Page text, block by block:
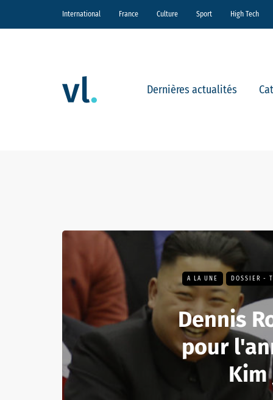
International France Culture Sport High Tech
Dernières actualités
A LA UNE DOSSIER -
Dennis
pour
Kim